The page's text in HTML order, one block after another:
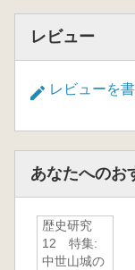
木市及川伊
金箔が押さ
跡―(土橋由理
弥生時代開
リレー連載
縄文世界を探
書評/論文展
ニュース
レビュー
レビューを書
あなたへのお
歴史研究
12 特集:
中世山城の